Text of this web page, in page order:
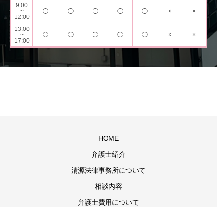
9:00
~
12:00
◯ ◯ ◯ ◯ ◯ × ×
13:00
~
17:00
◯ ◯ ◯ ◯ ◯ × ×
HOME
弁護士紹介
清源法律事務所について
相談内容
弁護士費用について